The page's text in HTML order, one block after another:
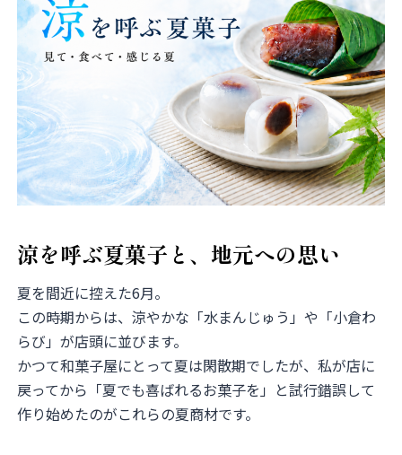
涼を呼ぶ夏菓子と、地元への思い
夏を間近に控えた6月。
この時期からは、涼やかな「水まんじゅう」や「小倉わ
らび」が店頭に並びます。
かつて和菓子屋にとって夏は閑散期でしたが、私が店に
戻ってから「夏でも喜ばれるお菓子を」と試行錯誤して
作り始めたのがこれらの夏商材です。